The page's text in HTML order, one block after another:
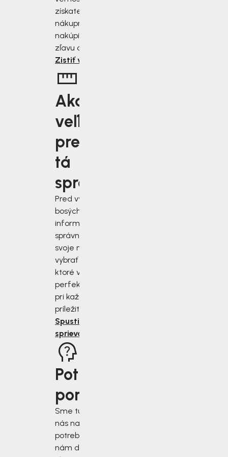
získate zľavu 2 až 10 % z
nákupnej ceny. Čím viac
nakúpite, tým väčšiu
zľavu od nás získate.
Zistiť viac
Aká
veľkosť je
pre vás
tá
správna?
Pred výberom
bosých topánok sa
informujte, ako
správne zmerať
svoje nohy a
vybrať si topánky,
ktoré vám budú
perfektne sedieť
pri každej
príležitosti.
Spustiť
sprievodcu
Potrebujete
poradiť?
Sme tu pre vás, keď
nás najviac
potrebujete. Napíšte
nám do chatového